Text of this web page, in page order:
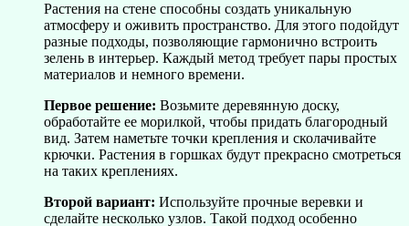
Растения на стене способны создать уникальную
атмосферу и оживить пространство. Для этого подойдут
разные подходы, позволяющие гармонично встроить
зелень в интерьер. Каждый метод требует пары простых
материалов и немного времени.
Первое решение: Возьмите деревянную доску,
обработайте ее морилкой, чтобы придать благородный
вид. Затем наметьте точки крепления и сколачивайте
крючки. Растения в горшках будут прекрасно смотреться
на таких креплениях.
Второй вариант: Используйте прочные веревки и
сделайте несколько узлов. Такой подход особенно